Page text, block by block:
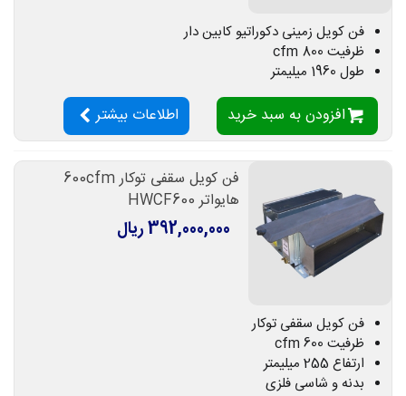
فن کویل زمینی دکوراتیو کابین دار
ظرفیت 800 cfm
طول 1960 میلیمتر
افزودن به سبد خرید اطلاعات بیشتر
فن کویل سقفی توکار 600cfm
هایواتر HWCF600
392,000,000 ریال
فن کویل سقفی توکار
ظرفیت 600 cfm
ارتفاع 255 میلیمتر
بدنه و شاسی فلزی